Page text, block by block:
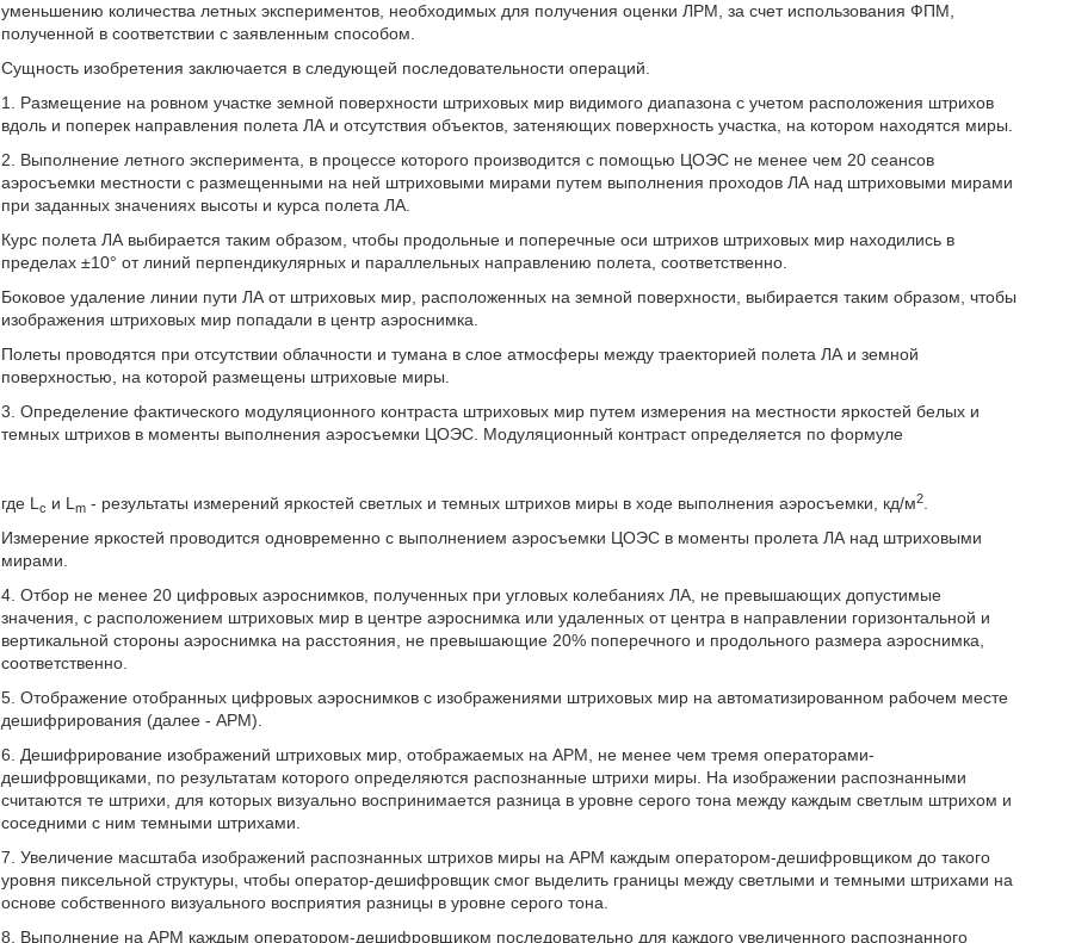
уменьшению количества летных экспериментов, необходимых для получения оценки ЛРМ, за счет использования ФПМ,
полученной в соответствии с заявленным способом.
Сущность изобретения заключается в следующей последовательности операций.
1. Размещение на ровном участке земной поверхности штриховых мир видимого диапазона с учетом расположения штрихов
вдоль и поперек направления полета ЛА и отсутствия объектов, затеняющих поверхность участка, на котором находятся миры.
2. Выполнение летного эксперимента, в процессе которого производится с помощью ЦОЭС не менее чем 20 сеансов
аэросъемки местности с размещенными на ней штриховыми мирами путем выполнения проходов ЛА над штриховыми мирами
при заданных значениях высоты и курса полета ЛА.
Курс полета ЛА выбирается таким образом, чтобы продольные и поперечные оси штрихов штриховых мир находились в
пределах ±10° от линий перпендикулярных и параллельных направлению полета, соответственно.
Боковое удаление линии пути ЛА от штриховых мир, расположенных на земной поверхности, выбирается таким образом, чтобы
изображения штриховых мир попадали в центр аэроснимка.
Полеты проводятся при отсутствии облачности и тумана в слое атмосферы между траекторией полета ЛА и земной
поверхностью, на которой размещены штриховые миры.
3. Определение фактического модуляционного контраста штриховых мир путем измерения на местности яркостей белых и
темных штрихов в моменты выполнения аэросъемки ЦОЭС. Модуляционный контраст определяется по формуле
где Lc и Lm - результаты измерений яркостей светлых и темных штрихов миры в ходе выполнения аэросъемки, кд/м2
Измерение яркостей проводится одновременно с выполнением аэросъемки ЦОЭС в моменты пролета ЛА над штриховыми
мирами.
4. Отбор не менее 20 цифровых аэроснимков, полученных при угловых колебаниях ЛА, не превышающих допустимые
значения, с расположением штриховых мир в центре аэроснимка или удаленных от центра в направлении горизонтальной и
вертикальной стороны аэроснимка на расстояния, не превышающие 20% поперечного и продольного размера аэроснимка,
соответственно.
5. Отображение отобранных цифровых аэроснимков с изображениями штриховых мир на автоматизированном рабочем месте
дешифрирования (далее - АРМ).
6. Дешифрирование изображений штриховых мир, отображаемых на АРМ, не менее чем тремя операторами-
дешифровщиками, по результатам которого определяются распознанные штрихи миры. На изображении распознанными
считаются те штрихи, для которых визуально воспринимается разница в уровне серого тона между каждым светлым штрихом и
соседними с ним темными штрихами.
7. Увеличение масштаба изображений распознанных штрихов миры на АРМ каждым оператором-дешифровщиком до такого
уровня пиксельной структуры, чтобы оператор-дешифровщик смог выделить границы между светлыми и темными штрихами на
основе собственного визуального восприятия разницы в уровне серого тона.
8. Выполнение на АРМ каждым оператором-дешифровщиком последовательно для каждого увеличенного распознанного